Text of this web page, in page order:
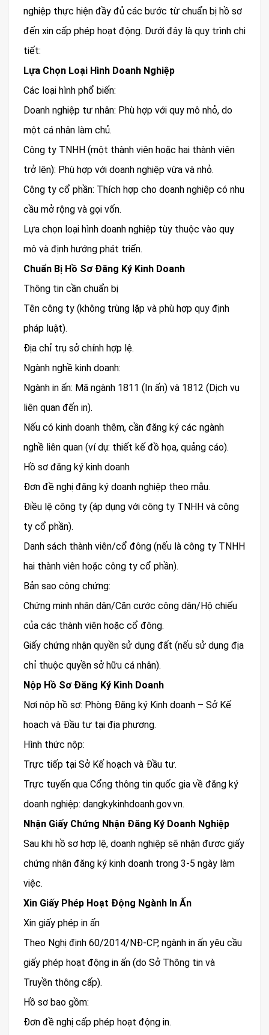
nghiệp thực hiện đầy đủ các bước từ chuẩn bị hồ sơ
đến xin cấp phép hoạt động. Dưới đây là quy trình chi
tiết:
Lựa Chọn Loại Hình Doanh Nghiệp
Các loại hình phổ biến:
Doanh nghiệp tư nhân: Phù hợp với quy mô nhỏ, do
một cá nhân làm chủ.
Công ty TNHH (một thành viên hoặc hai thành viên
trở lên): Phù hợp với doanh nghiệp vừa và nhỏ.
Công ty cổ phần: Thích hợp cho doanh nghiệp có nhu
cầu mở rộng và gọi vốn.
Lựa chọn loại hình doanh nghiệp tùy thuộc vào quy
mô và định hướng phát triển.
Chuẩn Bị Hồ Sơ Đăng Ký Kinh Doanh
Thông tin cần chuẩn bị
Tên công ty (không trùng lặp và phù hợp quy định
pháp luật).
Địa chỉ trụ sở chính hợp lệ.
Ngành nghề kinh doanh:
Ngành in ấn: Mã ngành 1811 (In ấn) và 1812 (Dịch vụ
liên quan đến in).
Nếu có kinh doanh thêm, cần đăng ký các ngành
nghề liên quan (ví dụ: thiết kế đồ họa, quảng cáo).
Hồ sơ đăng ký kinh doanh
Đơn đề nghị đăng ký doanh nghiệp theo mẫu.
Điều lệ công ty (áp dụng với công ty TNHH và công
ty cổ phần).
Danh sách thành viên/cổ đông (nếu là công ty TNHH
hai thành viên hoặc công ty cổ phần).
Bản sao công chứng:
Chứng minh nhân dân/Căn cước công dân/Hộ chiếu
của các thành viên hoặc cổ đông.
Giấy chứng nhận quyền sử dụng đất (nếu sử dụng địa
chỉ thuộc quyền sở hữu cá nhân).
Nộp Hồ Sơ Đăng Ký Kinh Doanh
Nơi nộp hồ sơ: Phòng Đăng ký Kinh doanh – Sở Kế
hoạch và Đầu tư tại địa phương.
Hình thức nộp:
Trực tiếp tại Sở Kế hoạch và Đầu tư.
Trực tuyến qua Cổng thông tin quốc gia về đăng ký
doanh nghiệp: dangkykinhdoanh.gov.vn.
Nhận Giấy Chứng Nhận Đăng Ký Doanh Nghiệp
Sau khi hồ sơ hợp lệ, doanh nghiệp sẽ nhận được giấy
chứng nhận đăng ký kinh doanh trong 3-5 ngày làm
việc.
Xin Giấy Phép Hoạt Động Ngành In Ấn
Xin giấy phép in ấn
Theo Nghị định 60/2014/NĐ-CP, ngành in ấn yêu cầu
giấy phép hoạt động in ấn (do Sở Thông tin và
Truyền thông cấp).
Hồ sơ bao gồm:
Đơn đề nghị cấp phép hoạt động in.